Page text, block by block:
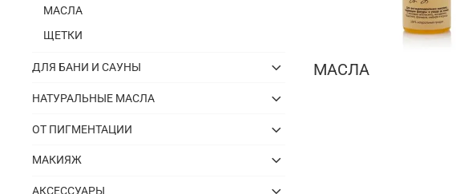
МАСЛА
МАСЛА
ЩЕТКИ
ДЛЯ БАНИ И САУНЫ
НАТУРАЛЬНЫЕ МАСЛА
ОТ ПИГМЕНТАЦИИ
МАКИЯЖ
АКСЕССУАРЫ